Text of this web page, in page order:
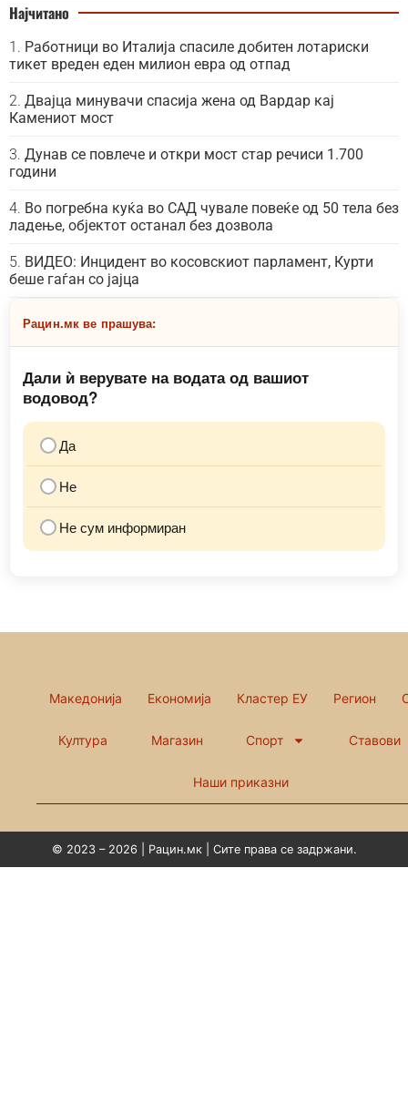
Најчитано
Работници во Италија спасиле добитен лотариски
тикет вреден еден милион евра од отпад
Двајца минувачи спасија жена од Вардар кај
Камениот мост
Дунав се повлече и откри мост стар речиси 1.700
години
Во погребна куќа во САД чувале повеќе од 50 тела без
ладење, објектот останал без дозвола
ВИДЕО: Инцидент во косовскиот парламент, Курти
беше гаѓан со јајца
Рацин.мк ве прашува:
Дали ѝ верувате на водата од вашиот
водовод?
Да
Не
Не сум информиран
Македонија Економија Кластер ЕУ Регион
Култура Магазин Спорт Ставови
Наши приказни
© 2023 – 2026 | Рацин.мк | Сите права се задржани.